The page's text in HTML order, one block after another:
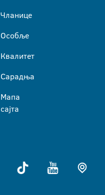
Чланице
Особље
Квалитет
Сарадња
Мапа
сајта